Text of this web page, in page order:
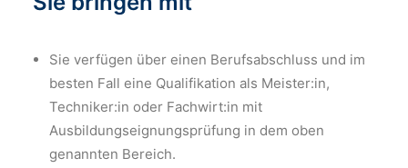
Sie verfügen über einen Berufsabschluss und im
besten Fall eine Qualifikation als Meister:in,
Techniker:in oder Fachwirt:in mit
Ausbildungseignungsprüfung in dem oben
genannten Bereich.